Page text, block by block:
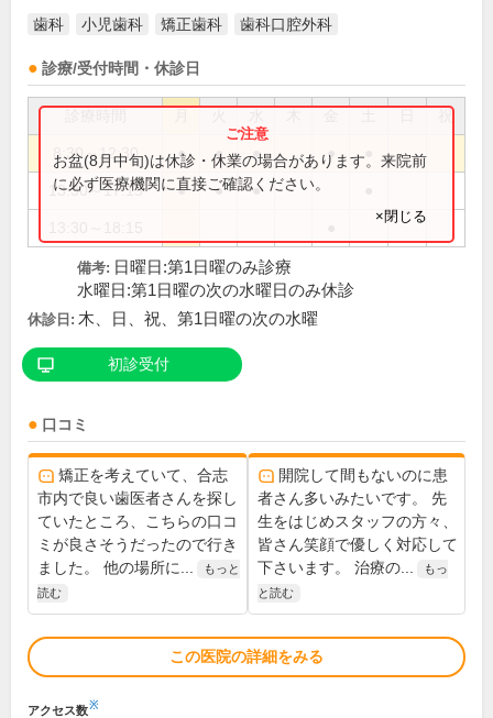
歯科 小児歯科 矯正歯科 歯科口腔外科
診療/受付時間・休診日
祝
8:30～12:30 ● ● ● ●
13:30～17:15 ● ● ●
お盆(8月中旬)は休診・休業の場合があります。来院前
に必ず医療機関に直接ご確認ください。
×閉じる
備考: 日曜日:第1日曜のみ診療
水曜日:第1日曜の次の水曜日のみ休診
休診日: 木、日、祝、第1日曜の次の水曜
初診受付
口コミ
矯正を考えていて、合志
市内で良い歯医者さんを探し
ていたところ、こちらの口コ
ミが良さそうだったので行き
ました。 他の場所に...
もっと
読む
開院して間もないのに患
者さん多いみたいです。 先
生をはじめスタッフの方々、
皆さん笑顔で優しく対応して
下さいます。 治療の...
もっ
と読む
この医院の詳細をみる
アクセス数※